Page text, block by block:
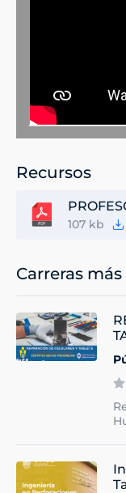
Recursos
107 kb
Carreras